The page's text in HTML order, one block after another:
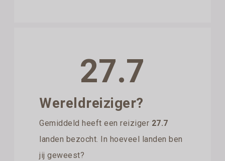
27.7
Wereldreiziger?
Gemiddeld heeft een reiziger 27.7
landen bezocht. In hoeveel landen ben
jij geweest?